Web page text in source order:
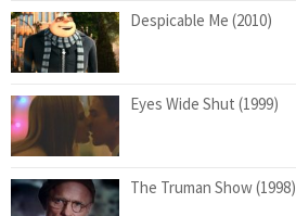
Despicable Me (2010)
Eyes Wide Shut (1999)
The Truman Show (1998)